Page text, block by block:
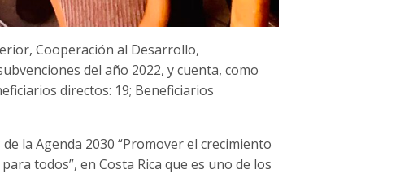
Cooperación al Desarrollo,
del año 2022, y cuenta, como
directos: 19; Beneficiarios
la Agenda 2030 “Promover el crecimiento
todos”, en Costa Rica que es uno de los